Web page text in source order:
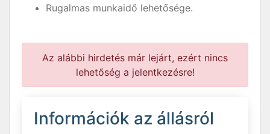
Rugalmas munkaidő lehetősége.
Az alábbi hirdetés már lejárt, ezért nincs
lehetőség a jelentkezésre!
Információk az állásról